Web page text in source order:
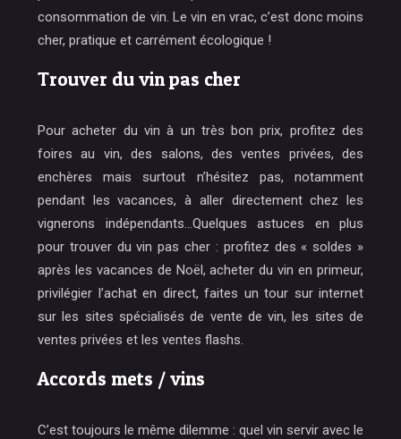
consommation de vin. Le vin en vrac, c’est donc moins
cher, pratique et carrément écologique !
Trouver du vin pas cher
Pour acheter du vin à un très bon prix, profitez des
foires au vin, des salons, des ventes privées, des
enchères mais surtout n’hésitez pas, notamment
pendant les vacances, à aller directement chez les
vignerons indépendants…Quelques astuces en plus
pour trouver du vin pas cher : profitez des « soldes »
après les vacances de Noël, acheter du vin en primeur,
privilégier l’achat en direct, faites un tour sur internet
sur les sites spécialisés de vente de vin, les sites de
ventes privées et les ventes flashs.
Accords mets / vins
C’est toujours le même dilemme : quel vin servir avec le